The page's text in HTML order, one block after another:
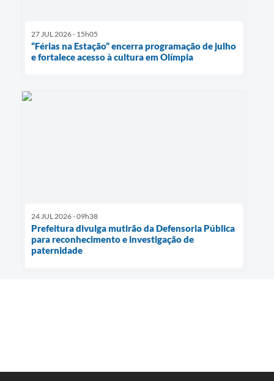
27 JUL 2026 - 15h05
“Férias na Estação” encerra programação de julho
e fortalece acesso à cultura em Olímpia
24 JUL 2026 - 09h38
Prefeitura divulga mutirão da Defensoria Pública
para reconhecimento e investigação de
paternidade